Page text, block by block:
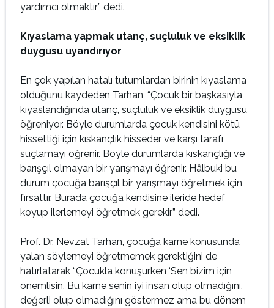
yardımcı olmaktır” dedi.
Kıyaslama yapmak utanç, suçluluk ve eksiklik
duygusu uyandırıyor
En çok yapılan hatalı tutumlardan birinin kıyaslama
olduğunu kaydeden Tarhan, “Çocuk bir başkasıyla
kıyaslandığında utanç, suçluluk ve eksiklik duygusu
öğreniyor. Böyle durumlarda çocuk kendisini kötü
hissettiği için kıskançlık hisseder ve karşı tarafı
suçlamayı öğrenir. Böyle durumlarda kıskançlığı ve
barışçıl olmayan bir yarışmayı öğrenir. Hâlbuki bu
durum çocuğa barışçıl bir yarışmayı öğretmek için
fırsattır. Burada çocuğa kendisine ileride hedef
koyup ilerlemeyi öğretmek gerekir” dedi.
Prof. Dr. Nevzat Tarhan, çocuğa karne konusunda
yalan söylemeyi öğretmemek gerektiğini de
hatırlatarak “Çocukla konuşurken ‘Sen bizim için
önemlisin. Bu karne senin iyi insan olup olmadığını,
değerli olup olmadığını göstermez ama bu dönem